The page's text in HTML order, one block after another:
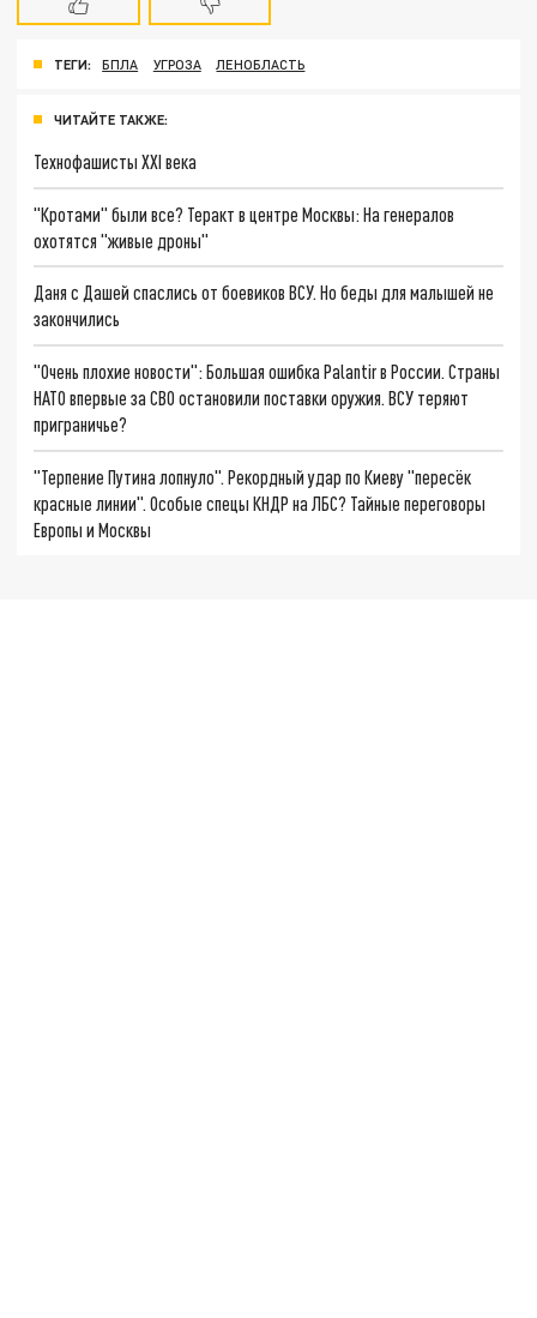
ТЕГИ: БПЛА УГРОЗА ЛЕНОБЛАСТЬ
ЧИТАЙТЕ ТАКЖЕ:
Технофашисты XXI века
"Кротами" были все? Теракт в центре Москвы: На генералов
охотятся "живые дроны"
Даня с Дашей спаслись от боевиков ВСУ. Но беды для малышей не
закончились
"Очень плохие новости": Большая ошибка Palantir в России. Страны
НАТО впервые за СВО остановили поставки оружия. ВСУ теряют
приграничье?
"Терпение Путина лопнуло". Рекордный удар по Киеву "пересёк
красные линии". Особые спецы КНДР на ЛБС? Тайные переговоры
Европы и Москвы